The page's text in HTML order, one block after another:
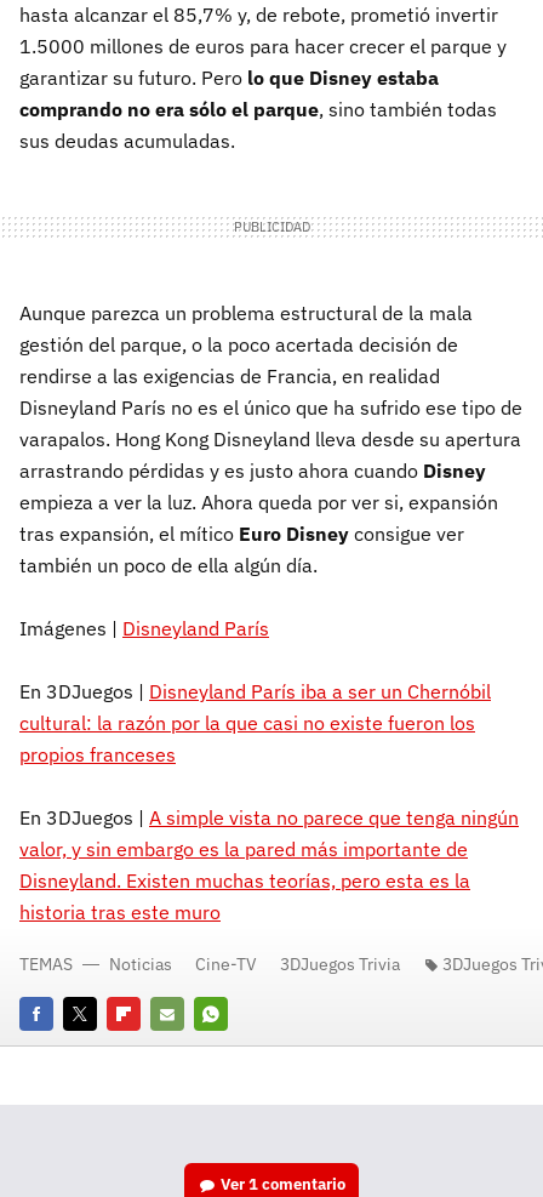
hasta alcanzar el 85,7% y, de rebote, prometió invertir
1.5000 millones de euros para hacer crecer el parque y
garantizar su futuro. Pero lo que Disney estaba
comprando no era sólo el parque, sino también todas
sus deudas acumuladas.
Aunque parezca un problema estructural de la mala
gestión del parque, o la poco acertada decisión de
rendirse a las exigencias de Francia, en realidad
Disneyland París no es el único que ha sufrido ese tipo de
varapalos. Hong Kong Disneyland lleva desde su apertura
arrastrando pérdidas y es justo ahora cuando Disney
empieza a ver la luz. Ahora queda por ver si, expansión
tras expansión, el mítico Euro Disney consigue ver
también un poco de ella algún día.
Imágenes | Disneyland París
En 3DJuegos | Disneyland París iba a ser un Chernóbil
cultural: la razón por la que casi no existe fueron los
propios franceses
En 3DJuegos | A simple vista no parece que tenga ningún
valor, y sin embargo es la pared más importante de
Disneyland. Existen muchas teorías, pero esta es la
historia tras este muro
FacebookTwitterFlipboard
E-
Whatsapp
TEMAS Noticias Cine-TV 3DJuegos Trivia 3DJuegos
Ver1 comentario